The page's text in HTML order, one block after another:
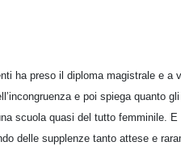
ha preso il diploma magistrale e
e poi spiega quanto
scuola quasi del tutto femminile.
delle supplenze tanto attese e